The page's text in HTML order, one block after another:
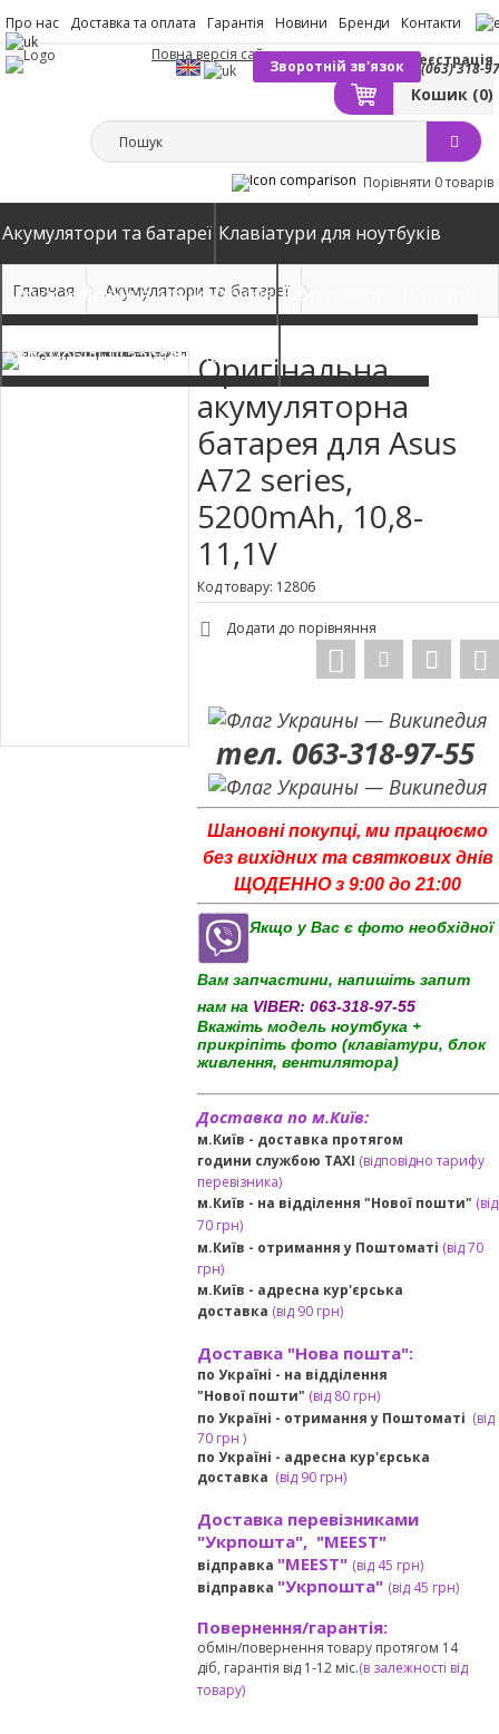
Про нас Доставка та оплата Гарантія Новини Бренди Контакти
(063) 318-
Зворотній зв'язок
Вхід Реєстрація
Кошик (0)
Повна версія сайту
Порівняти 0 товарів
Акумулятори та батареї Клавіатури для ноутбуків
Блоки живлення для ноутбуків Вентилятори (Кулери)
Автомобільні зарядні пристрої
Главная Акумулятори та батареї
Оригінальна
акумуляторна
батарея для Asus
A72 series,
5200mAh, 10,8-
11,1V
Код товару: 12806
Додати до порівняння
тел. 063-318-97-55
Шановні покупці, ми працюємо
без вихідних та святкових днів
ЩОДЕННО з 9:00 до 21:00
Якщо у Вас є фото необхідної
Вам запчастини, напишіть запит
нам на VIBER: 063-318-97-55
Вкажіть модель ноутбука +
прикріпіть фото (клавіатури, блок
живлення, вентилятора)
Доставка по м.Київ:
м.Київ - доставка протягом
години службою TAXI (відповідно тарифу
перевізника)
м.Київ - на відділення "Нової пошти" (від
70 грн)
м.Київ - отримання у Поштоматі (від 70
грн)
м.Київ - адресна кур'єрська
доставка (від90 грн)
Доставка "Нова пошта":
по Україні - на відділення
"Нової пошти" (від 80 грн)
по Україні - отримання у Поштоматі (від
70 грн )
по Україні - адресна кур'єрська
доставка (від90 грн)
Доставка перевізниками
"Укрпошта", "MEEST"
відправка "MEEST" (від 45 грн)
відправка "Укрпошта" (від 45 грн)
Повернення/гарантія:
обмін/повернення товару протягом 14
діб, гарантія від 1-12 міс.(в залежності від
товару)